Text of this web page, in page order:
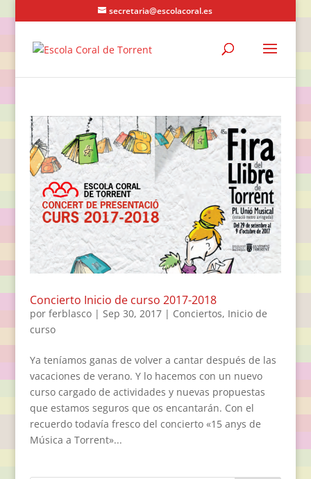
secretaria@escolacoral.es
Concierto Inicio de curso 2017-2018
por ferblasco| Sep 30, 2017| Conciertos, Inicio de
curso
Ya teníamos ganas de volver a cantar después de las
vacaciones de verano. Y lo hacemos con un nuevo
curso cargado de actividades y nuevas propuestas
que estamos seguros que os encantarán. Con el
recuerdo todavía fresco del concierto «15 anys de
Música a Torrent»...